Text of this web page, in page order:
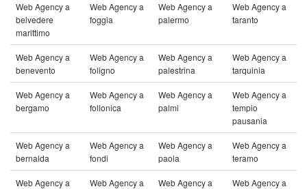
Web Agency a
belvedere
marittimo
Web Agency a
foggia
Web Agency a
palermo
Web Agency a
taranto
Web Agency a
benevento
Web Agency a
foligno
Web Agency a
palestrina
Web Agency a
tarquinia
Web Agency a
bergamo
Web Agency a
follonica
Web Agency a
palmi
Web Agency a
tempio
pausania
Web Agency a
bernalda
Web Agency a
fondi
Web Agency a
paola
Web Agency a
teramo
Web Agency a
Web Agency a
Web Agency a
Web Agency a